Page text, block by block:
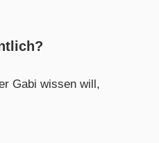
Gabi wissen will,